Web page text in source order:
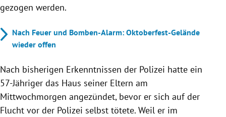
gezogen werden.
Nach Feuer und Bomben-Alarm: Oktoberfest-Gelände
wieder offen
Nach bisherigen Erkenntnissen der Polizei hatte ein
57-Jähriger das Haus seiner Eltern am
Mittwochmorgen angezündet, bevor er sich auf der
Flucht vor der Polizei selbst tötete. Weil er im